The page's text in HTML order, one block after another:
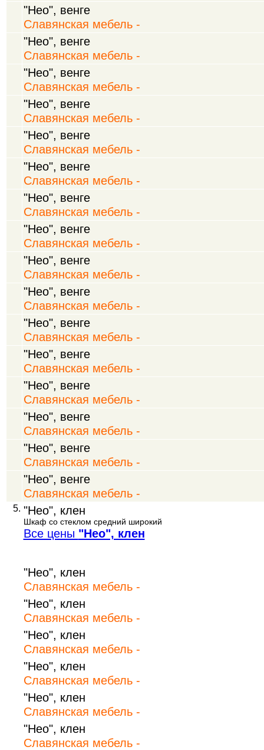
"Нео", венге
Славянская мебель -
"Нео", венге
Славянская мебель -
"Нео", венге
Славянская мебель -
"Нео", венге
Славянская мебель -
"Нео", венге
Славянская мебель -
"Нео", венге
Славянская мебель -
"Нео", венге
Славянская мебель -
"Нео", венге
Славянская мебель -
"Нео", венге
Славянская мебель -
"Нео", венге
Славянская мебель -
"Нео", венге
Славянская мебель -
"Нео", венге
Славянская мебель -
"Нео", венге
Славянская мебель -
"Нео", венге
Славянская мебель -
"Нео", венге
Славянская мебель -
"Нео", венге
Славянская мебель -
5. "Нео", клен
Шкаф со стеклом средний широкий
Все цены "Нео", клен
"Нео", клен
Славянская мебель -
"Нео", клен
Славянская мебель -
"Нео", клен
Славянская мебель -
"Нео", клен
Славянская мебель -
"Нео", клен
Славянская мебель -
"Нео", клен
Славянская мебель -